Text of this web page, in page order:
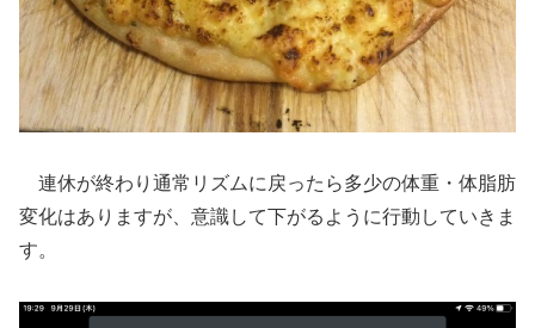
連休が終わり通常リズムに戻ったら多少の体重・体脂肪
変化はありますが、意識して下がるように行動していきま
す。